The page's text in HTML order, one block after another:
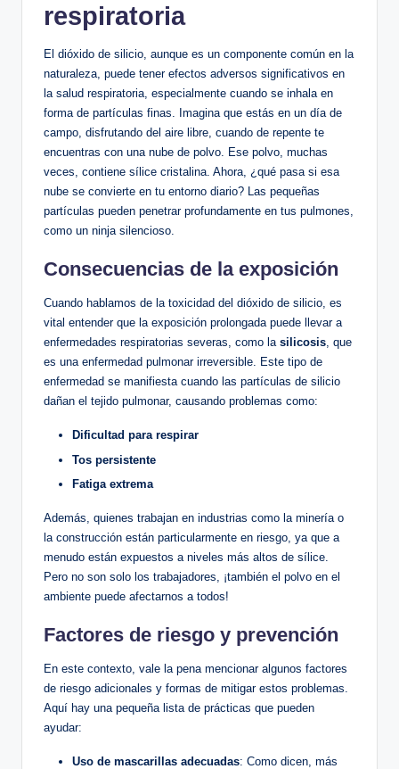
‌respiratoria
El dióxido de⁤ silicio,‌ aunque es un componente común en ⁢la
naturaleza, puede tener efectos ⁤adversos significativos en
la salud respiratoria, especialmente cuando ⁢se⁤ inhala‍ en
forma ⁤de partículas ⁢finas. Imagina que estás en​ un día⁤ de
campo, disfrutando del aire libre, cuando de repente ⁤te
encuentras ⁢con una ​nube de polvo. Ese ⁢polvo, muchas
veces, contiene sílice cristalina. Ahora, ¿qué⁢ pasa‍ si esa
nube se convierte en tu ‌entorno diario? Las ⁤pequeñas
partículas pueden penetrar profundamente ⁢en‍ tus ⁣pulmones,
⁣como‍ un​ ninja silencioso.
Consecuencias de ⁤la exposición
Cuando hablamos de ⁤la toxicidad ​del dióxido ​de silicio, es
‌vital entender que la exposición⁢ prolongada‌ puede llevar a
enfermedades respiratorias ‌severas,⁤ como‍ la silicosis,⁢ que‌
es una enfermedad pulmonar irreversible. Este tipo ‌de‌
enfermedad se manifiesta cuando las partículas ‌de silicio
dañan el tejido pulmonar, causando problemas como:
Dificultad para⁤ respirar
Tos persistente
Fatiga extrema
Además, quienes trabajan en industrias como la minería‌ o
la construcción están particularmente en riesgo, ya ‌que a
menudo están​ expuestos a niveles ⁤más altos ‌de sílice.‌
Pero no⁤ son​ solo los trabajadores, ¡también ⁤el polvo en el
ambiente⁢ puede afectarnos a todos!
Factores⁣ de riesgo y prevención
En este contexto,⁣ vale ‍la pena mencionar algunos factores
de riesgo adicionales y formas de mitigar estos problemas.
Aquí hay ⁢una pequeña lista ⁢de prácticas que pueden
ayudar:
Uso de mascarillas adecuadas: Como dicen, más